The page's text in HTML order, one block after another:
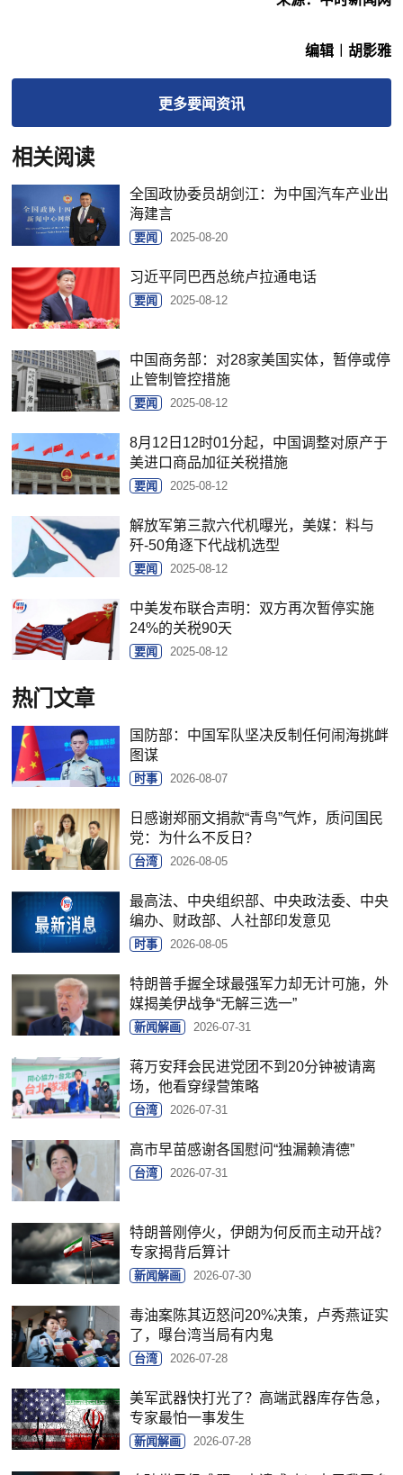
编辑︱胡影雅
更多要闻资讯
相关阅读
全国政协委员胡剑江：为中国汽车产业出
海建言
要闻 2025-08-20
习近平同巴西总统卢拉通电话
要闻 2025-08-12
中国商务部：对28家美国实体，暂停或停
止管制管控措施
要闻 2025-08-12
8月12日12时01分起，中国调整对原产于
美进口商品加征关税措施
要闻 2025-08-12
解放军第三款六代机曝光，美媒：料与
歼-50角逐下代战机选型
要闻 2025-08-12
中美发布联合声明：双方再次暂停实施
24%的关税90天
要闻 2025-08-12
热门文章
国防部：中国军队坚决反制任何闹海挑衅
图谋
时事 2026-08-07
日感谢郑丽文捐款“青鸟”气炸，质问国民
党：为什么不反日？
台湾 2026-08-05
最高法、中央组织部、中央政法委、中央
编办、财政部、人社部印发意见
时事 2026-08-05
特朗普手握全球最强军力却无计可施，外
媒揭美伊战争“无解三选一”
新闻解画 2026-07-31
蒋万安拜会民进党团不到20分钟被请离
场，他看穿绿营策略
台湾 2026-07-31
高市早苗感谢各国慰问“独漏赖清德”
台湾 2026-07-31
特朗普刚停火，伊朗为何反而主动开战？
专家揭背后算计
新闻解画 2026-07-30
毒油案陈其迈怒问20%决策，卢秀燕证实
了，曝台湾当局有内鬼
台湾 2026-07-28
美军武器快打光了？高端武器库存告急，
专家最怕一事发生
新闻解画 2026-07-28